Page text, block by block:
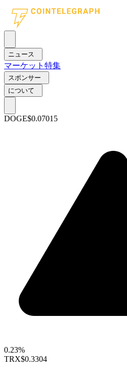
ニュース
マーケット 特集
スポンサー
について
DOGE$0.07015
0.23%
TRX$0.3304